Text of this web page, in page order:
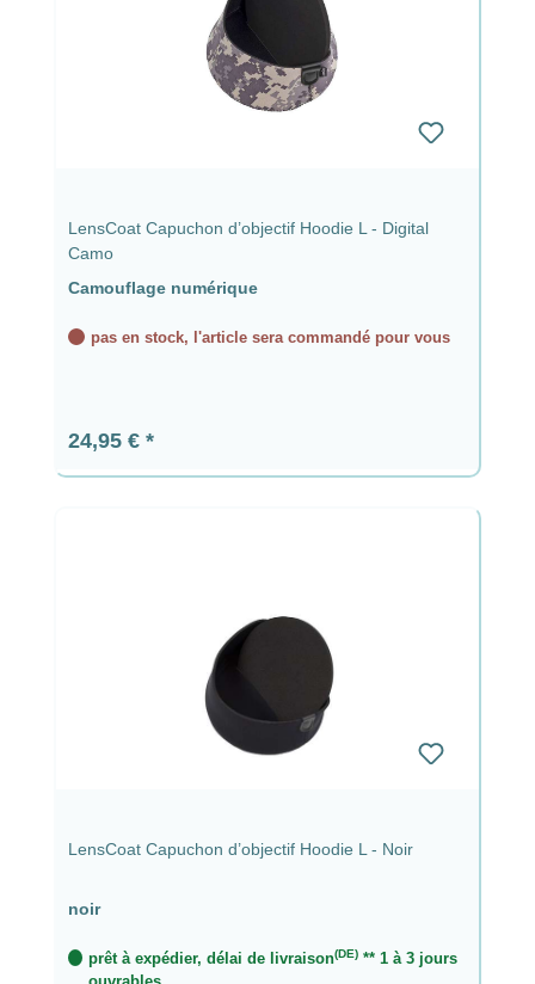
LensCoat Capuchon d’objectif Hoodie L - Digital
Camo
Camouflage numérique
pas en stock, l'article sera commandé pour vous
Prix régulier :
24,95 €
LensCoat Capuchon d’objectif Hoodie L - Noir
noir
prêt à expédier, délai de livraison(DE)** 1 à 3 jours